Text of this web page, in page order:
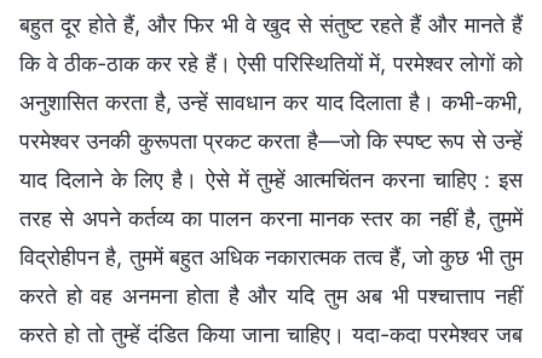
बहुत दूर होते हैं, और फिर भी वे खुद से संतुष्ट रहते हैं और मानते हैं
कि वे ठीक-ठाक कर रहे हैं। ऐसी परिस्थितियों में, परमेश्वर लोगों को
अनुशासित करता है, उन्हें सावधान कर याद दिलाता है। कभी-कभी,
परमेश्वर उनकी कुरूपता प्रकट करता है—जो कि स्पष्ट रूप से उन्हें
याद दिलाने के लिए है। ऐसे में तुम्हें आत्मचिंतन करना चाहिए : इस
तरह से अपने कर्तव्य का पालन करना मानक स्तर का नहीं है, तुममें
विद्रोहीपन है, तुममें बहुत अधिक नकारात्मक तत्व हैं, जो कुछ भी तुम
करते हो वह अनमना होता है और यदि तुम अब भी पश्चात्ताप नहीं
करते हो तो तुम्हें दंडित किया जाना चाहिए। यदा-कदा परमेश्वर जब